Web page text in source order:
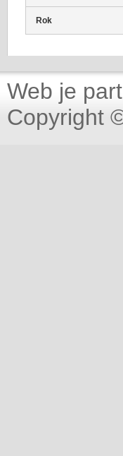
Rok
Web je
Copyright